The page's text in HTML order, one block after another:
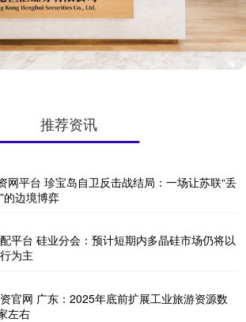
推荐资讯
网平台 珍宝岛自卫反击战结局：一场让苏联“丢
的边境博弈
平台 硅业分会：预计短期内多晶硅市场仍将以
为主
官网 广东：2025年底前扩展工业旅游资源数
左右